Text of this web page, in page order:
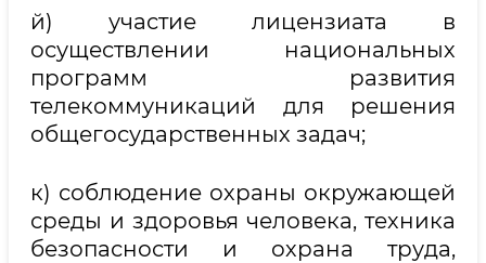
й) участие лицензиата в
осуществлении национальных
программ развития
телекоммуникаций для решения
общегосударственных задач;
к) соблюдение охраны окружающей
среды и здоровья человека, техника
безопасности и охрана труда,